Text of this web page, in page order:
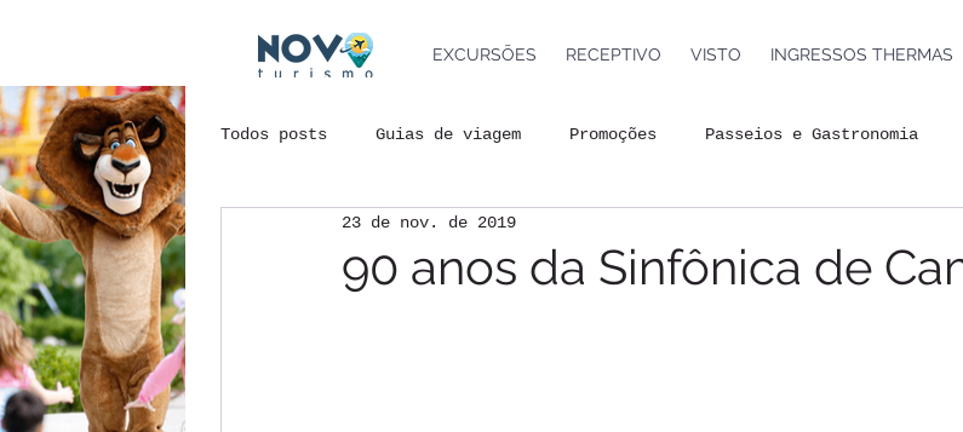
EXCURSÕES RECEPTIVO VISTO INGRESSOS THERMAS
Todos posts Guias de viagem Promoções Passeios e Gastronomia
Documentos de Viagem Agenda Cultural
90 anos da Sinfônica de
23 de nov. de 2019